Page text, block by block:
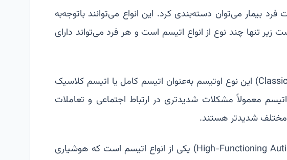
فرد بیمار می‌توان دسته‌بندی کرد. این انواع می‌توانند باتوجه‌به
تنها چند نوع از انواع اتیسم است و هر فرد می‌تواند دارای
اختلال طیف اوتیسم کلاسیک: (Classic Autism) این نوع اوتیسم به‌عنوان اتیسم کامل یا اتیسم کلاسیک
معمولاً مشکلات شدیدتری در ارتباط اجتماعی و تعاملات
مختلف شدیدتر هستند.
اختلال طیف اوتیسم باهوش نرمال: (High-Functioning Autism) یکی از انواع اتیسم است که هوشیاری